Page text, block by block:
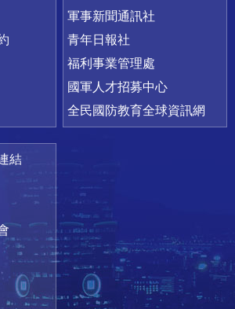
軍事新聞通訊社
青年日報社
福利事業管理處
國軍人才招募中心
全民國防教育全球資訊網
結